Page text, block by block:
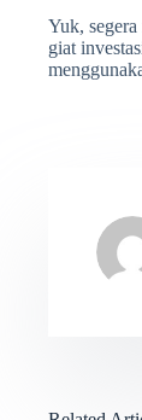
Yuk,
giat